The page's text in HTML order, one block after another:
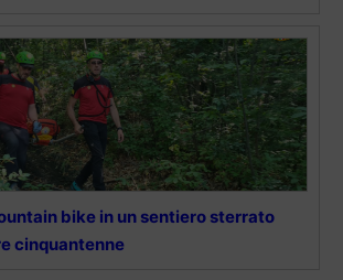
bike in un sentiero sterrato
cinquantenne